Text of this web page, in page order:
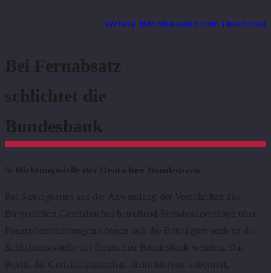
Weitere Informationen zum Download
Bei Fernabsatz
schlichtet die
Bundesbank
Schlichtungsstelle der Deutschen Bundesbank
Bei Streitigkeiten aus der Anwendung der Vorschriften des
Bürgerlichen Gesetzbuches betreffend Fernabsatzverträge über
Finanzdienstleistungen können sich die Beteiligten auch an die
Schlichtungsstelle der Deutschen Bundesbank wenden. Das
Recht, die Gerichte anzurufen, bleibt hiervon unberührt.